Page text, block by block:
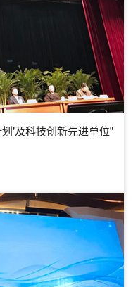
’及科技创新先进单位”